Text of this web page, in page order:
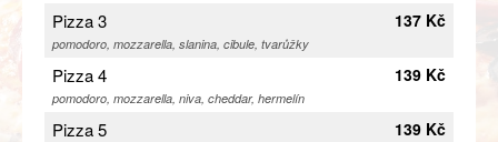
Pizza 3
pomodoro, mozzarella, slanina, cibule, tvarůžky
137 Kč
Pizza 4
pomodoro, mozzarella, niva, cheddar, hermelín
139 Kč
Pizza 5 139 Kč